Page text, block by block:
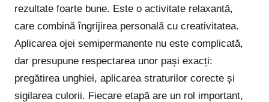
rezultate foarte bune. Este o activitate relaxantă,
care combină îngrijirea personală cu creativitatea.
Aplicarea ojei semipermanente nu este complicată,
dar presupune respectarea unor pași exacți:
pregătirea unghiei, aplicarea straturilor corecte și
sigilarea culorii. Fiecare etapă are un rol important,